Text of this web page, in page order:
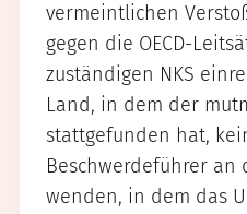
vermeintlichen
gegen die OECD-
zuständigen NKS
Land, in dem der
stattgefunden hat,
Beschwerdeführer an
wenden, in dem das